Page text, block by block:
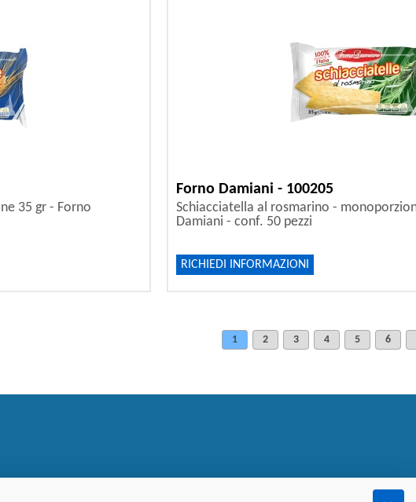
35 gr - Forno
Forno Damiani - 100205
Schiacciatella al rosmarino -
Damiani - conf. 50 pezzi
RICHIEDI INFORMAZIONI
1 2 3 4 5 6